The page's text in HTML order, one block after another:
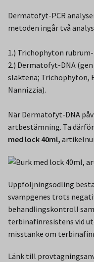
Dermatofyt-PCR
metoden ingår två
1.) Trichophyton rubrum-
2.) Dermatofyt-DNA
släktena; Trichophyton,
Nannizzia).
När Dermatofyt-DNA
artbestämning. Ta
med lock 40ml,
Uppföljningsodling
svampgenes trots
behandlingskontroll
terbinafinresistens vid
misstanke om
Länk till